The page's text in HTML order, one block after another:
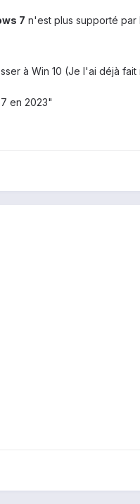
7 n'est plus supporté par
à Win 10 (Je l'ai déjà
en 2023"